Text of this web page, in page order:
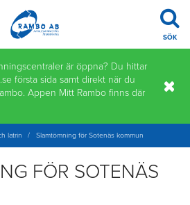
är öppna? Du hittar
första sida samt direkt när du
Appen Mitt Rambo finns där
SÖK
latrin / Slamtömning för Sotenäs kommun
FÖR SOTENÄS